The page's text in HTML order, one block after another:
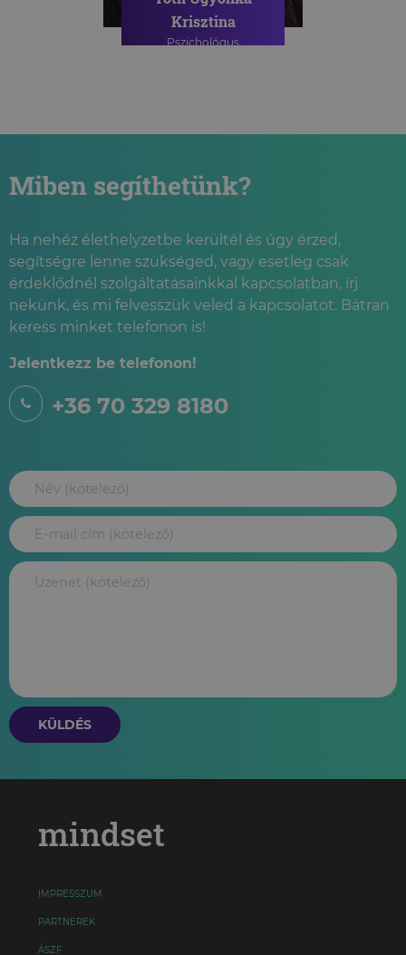
Krisztina
Pszichológus
Miben segíthetünk?
Ha nehéz élethelyzetbe kerültél és úgy érzed,
segítségre lenne szükséged, vagy esetleg csak
érdeklődnél szolgáltatásainkkal kapcsolatban, írj
nekünk, és mi felvesszük veled a kapcsolatot. Bátran
keress minket telefonon is!
Jelentkezz be telefonon!
+36 70 329 8180
KÜLDÉS
mindset
IMPRESSZUM
PARTNEREK
ÁSZF